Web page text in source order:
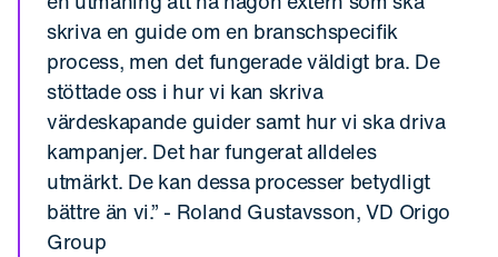
skriva en guide om en branschspecifik
process, men det fungerade väldigt bra. De
stöttade oss i hur vi kan skriva
värdeskapande guider samt hur vi ska driva
kampanjer. Det har fungerat alldeles
utmärkt. De kan dessa processer betydligt
bättre än vi.” - Roland Gustavsson, VD Origo
Group